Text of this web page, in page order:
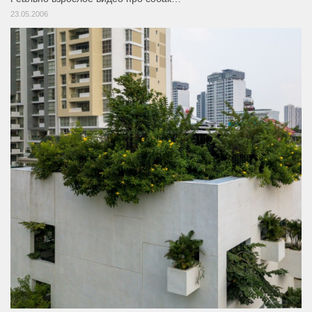
23.05.2006